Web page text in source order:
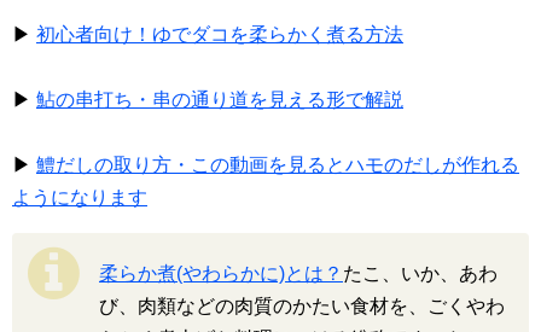
▶ 初心者向け！ゆでダコを柔らかく煮る方法
▶ 鮎の串打ち・串の通り道を見える形で解説
▶ 鱧だしの取り方・この動画を見るとハモのだしが作れる
ようになります
柔らか煮(やわらかに)とは？ たこ、いか、あわ
び、肉類などの肉質のかたい食材を、ごくやわ